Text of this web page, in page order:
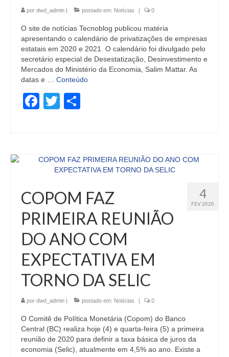
por dwd_admin | postado em: Notícias | 0
O site de notícias Tecnoblog publicou matéria
apresentando o calendário de privatizações de empresas
estatais em 2020 e 2021. O calendário foi divulgado pelo
secretário especial de Desestatização, Desinvestimento e
Mercados do Ministério da Economia, Salim Mattar. As
datas e … Conteúdo
Facebook
Twitter
4
FEV 2020
COPOM FAZ
PRIMEIRA REUNIÃO
DO ANO COM
EXPECTATIVA EM
TORNO DA SELIC
por dwd_admin | postado em: Notícias | 0
O Comitê de Política Monetária (Copom) do Banco
Central (BC) realiza hoje (4) e quarta-feira (5) a primeira
reunião de 2020 para definir a taxa básica de juros da
economia (Selic), atualmente em 4,5% ao ano. Existe a